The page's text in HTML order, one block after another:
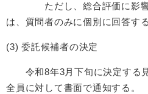
ただし、総合評価に影響し
は、質問者のみに個別に回答する
(3) 委託候補者の決定
令和8年3月下旬に決定する
全員に対して書面で通知する。